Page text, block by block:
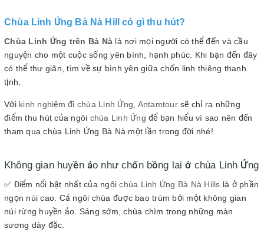
Chùa Linh Ứng Bà Nà Hill có gì thu hút?
Chùa Linh Ứng trên Bà Nà là nơi mọi người có thể đến và cầu
nguyện cho một cuộc sống yên bình, hạnh phúc. Khi bạn đến đây
có thể thư giãn, tìm về sự bình yên giữa chốn linh thiêng thanh
tịnh.
Với kinh nghiệm đi chùa Linh Ứng Antamtoursẽ chỉ ra những
điểm thu hút của ngôi chùa Linh Ứng để bạn hiểu vì sao nên đến
tham qua chùa Linh Ứng Bà Nà một lần trong đời nhé!
Không gian huyền ảo như chốn bồng lai ở chùa Linh Ứng
✅ Điểm nổi bật nhất của ngôichùa Linh Ứng Bà Nà Hills là ở phần
ngọn núi cao. Cả ngôi chùa được bao trùm bởi một không gian
núi rừng huyền ảo. Sáng sớm, chùa chìm trong những màn
sương dày đặc.